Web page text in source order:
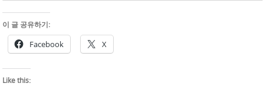
이 글 공유하기:
Facebook X
Like this: